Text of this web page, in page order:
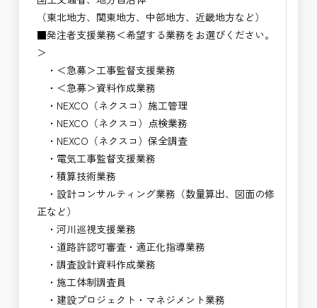
（東北地方、関東地方、中部地方、近畿地方など）
■発注者支援業務＜希望する業務をお選びください。
＞
・＜急募＞工事監督支援業務
・＜急募＞資料作成業務
・NEXCO（ネクスコ）施工管理
・NEXCO（ネクスコ）点検業務
・NEXCO（ネクスコ）保全調査
・電気工事監督支援業務
・積算技術業務
・設計コンサルティング業務（数量算出、図面の修
正など）
・河川巡視支援業務
・道路許認可審査・適正化指導業務
・調査設計資料作成業務
・施工体制調査員
・建設プロジェクト・マネジメント業務